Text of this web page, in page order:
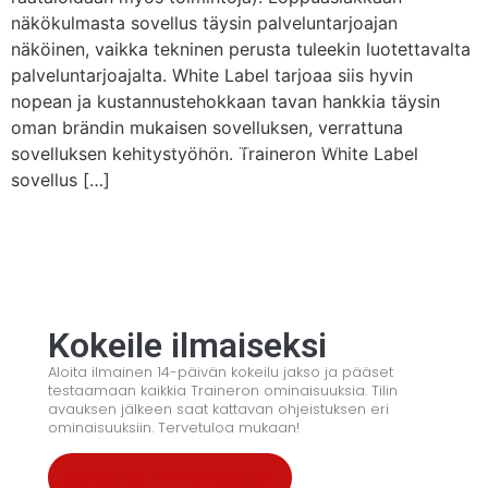
näkökulmasta sovellus täysin palveluntarjoajan
näköinen, vaikka tekninen perusta tuleekin luotettavalta
palveluntarjoajalta. White Label tarjoaa siis hyvin
nopean ja kustannustehokkaan tavan hankkia täysin
oman brändin mukaisen sovelluksen, verrattuna
sovelluksen kehitystyöhön. Traineron White Label
sovellus […]
© 2008 – 2024 Copyright © Trainero.com
All rights reserved
Kokeile ilmaiseksi
Aloita ilmainen 14-päivän kokeilu jakso ja pääset
testaamaan kaikkia Traineron ominaisuuksia. Tilin
avauksen jälkeen saat kattavan ohjeistuksen eri
ominaisuuksiin. Tervetuloa mukaan!